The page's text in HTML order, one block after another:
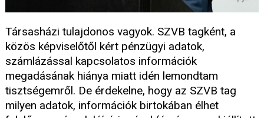
Társasházi tulajdonos vagyok. SZVB tagként, a
közös képviselőtől kért pénzügyi adatok,
számlázással kapcsolatos információk
megadásának hiánya miatt idén lemondtam
tisztségemről. De érdekelne, hogy az SZVB tag
milyen adatok, információk birtokában élhet